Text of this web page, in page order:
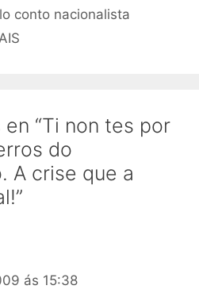
conto nacionalista
“Ti non tes por
do
A crise que a
ás 15:38